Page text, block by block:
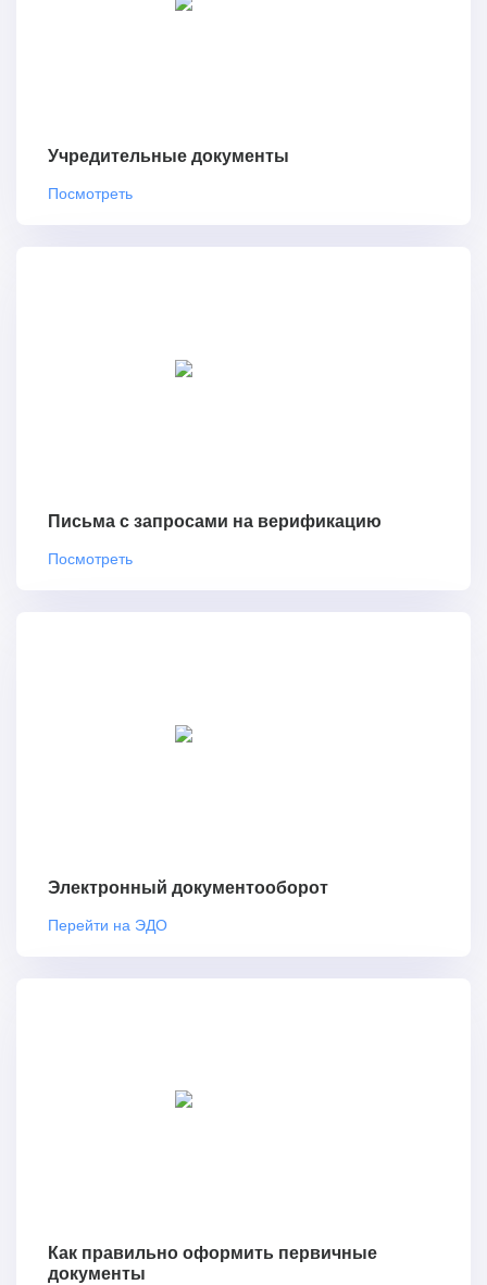
Учредительные документы
Посмотреть
Письма с запросами на верификацию
Посмотреть
Электронный документооборот
Перейти на ЭДО
Как правильно оформить первичные
документы